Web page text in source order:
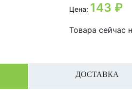
Цена: 143 ₽
Товара сейчас
ДОСТАВКА